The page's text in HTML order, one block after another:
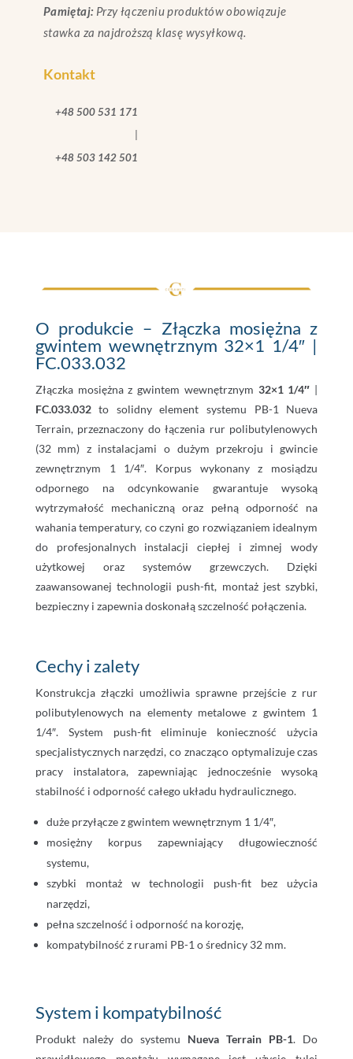
Pamiętaj: Przy łączeniu produktów obowiązuje
stawka za najdroższą klasę wysyłkową.
Kontakt
+48 500 531 171
+48 503 142 501
O produkcie – Złączka mosiężna z
gwintem wewnętrznym 32×1 1/4″ |
FC.033.032
Złączka mosiężna z gwintem wewnętrznym 32×1 1/4″ |
FC.033.032to solidny element systemu PB-1 Nueva
Terrain, przeznaczony do łączenia rur polibutylenowych
(32 mm) z instalacjami o dużym przekroju i gwincie
zewnętrznym 1 1/4″. Korpus wykonany z mosiądzu
odpornego na odcynkowanie gwarantuje wysoką
wytrzymałość mechaniczną oraz pełną odporność na
wahania temperatury, co czyni go rozwiązaniem idealnym
do profesjonalnych instalacji ciepłej i zimnej wody
użytkowej oraz systemów grzewczych. Dzięki
zaawansowanej technologii push-fit, montaż jest szybki,
bezpieczny i zapewnia doskonałą szczelność połączenia.
Cechy i zalety
Konstrukcja złączki umożliwia sprawne przejście z rur
polibutylenowych na elementy metalowe z gwintem 1
1/4″. System push-fit eliminuje konieczność użycia
specjalistycznych narzędzi, co znacząco optymalizuje czas
pracy instalatora, zapewniając jednocześnie wysoką
stabilność i odporność całego układu hydraulicznego.
duże przyłącze z gwintem wewnętrznym 1 1/4″,
mosiężny korpus zapewniający długowieczność
systemu,
szybki montaż w technologii push-fit bez użycia
narzędzi,
pełna szczelność i odporność na korozję,
kompatybilność z rurami PB-1 o średnicy 32 mm.
System i kompatybilność
Produkt należy do systemu Nueva Terrain PB-1. Do